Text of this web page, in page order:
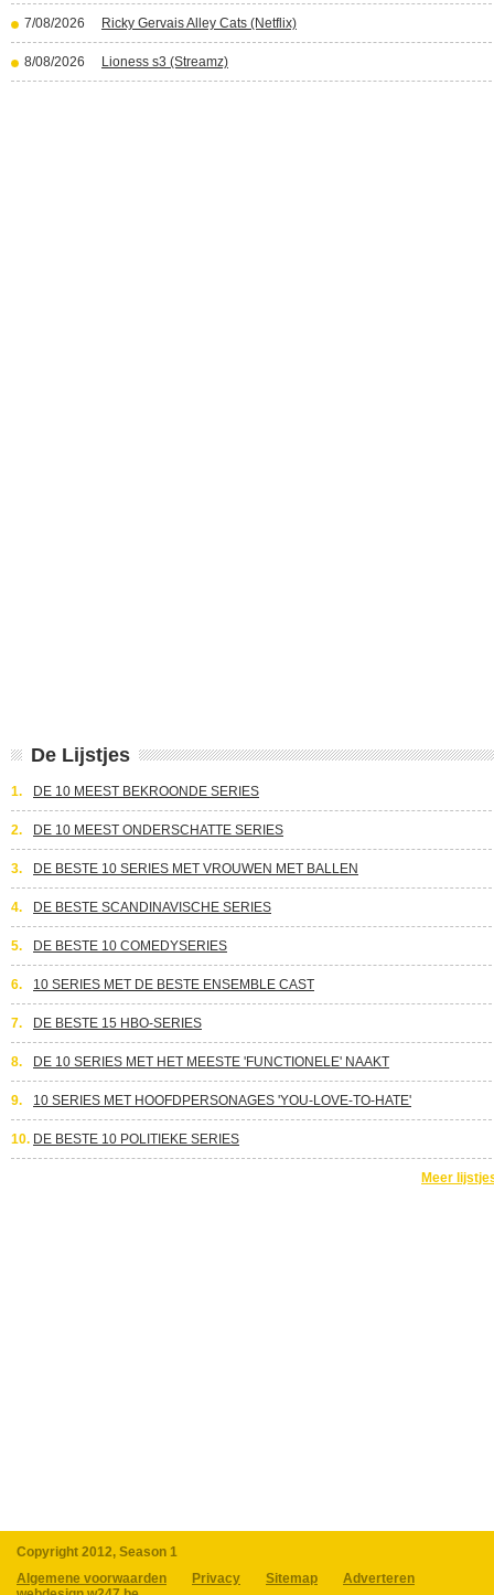
7/08/2026 Ricky Gervais Alley Cats (Netflix)
8/08/2026 Lioness s3 (Streamz)
De Lijstjes
1. DE 10 MEEST BEKROONDE SERIES
2. DE 10 MEEST ONDERSCHATTE SERIES
3. DE BESTE 10 SERIES MET VROUWEN MET BALLEN
4. DE BESTE SCANDINAVISCHE SERIES
5. DE BESTE 10 COMEDYSERIES
6. 10 SERIES MET DE BESTE ENSEMBLE CAST
7. DE BESTE 15 HBO-SERIES
8. DE 10 SERIES MET HET MEESTE 'FUNCTIONELE' NAAKT
9. 10 SERIES MET HOOFDPERSONAGES 'YOU-LOVE-TO-HATE'
10. DE BESTE 10 POLITIEKE SERIES
Meer
Copyright 2012, Season 1
Algemene voorwaarden
Privacy Sitemap
Adverteren